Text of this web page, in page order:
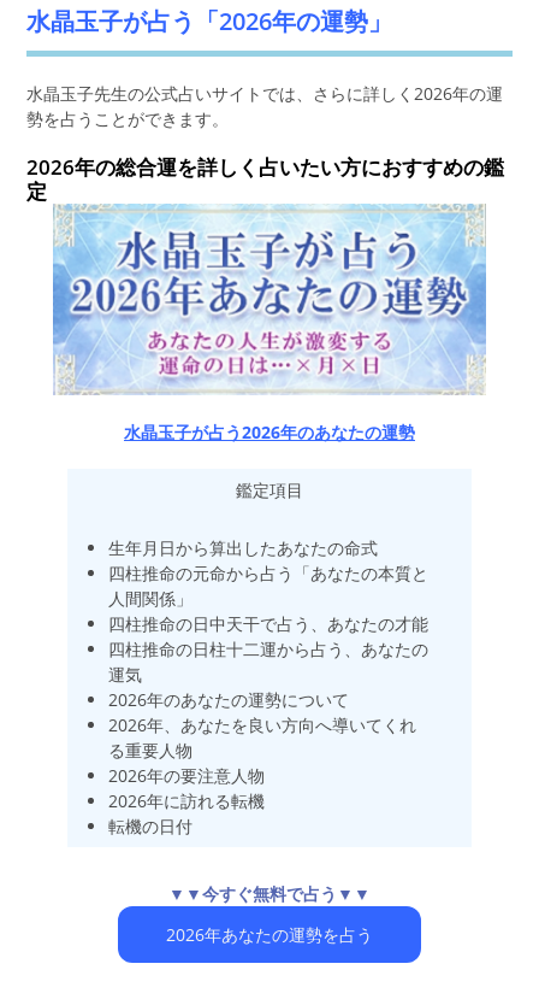
水晶玉子が占う「2026年の運勢」
水晶玉子先生の公式占いサイトでは、さらに詳しく2026年の運
勢を占うことができます。
2026年の総合運を詳しく占いたい方におすすめの鑑
定
水晶玉子が占う2026年のあなたの運勢
鑑定項目
生年月日から算出したあなたの命式
四柱推命の元命から占う「あなたの本質と
人間関係」
四柱推命の日中天干で占う、あなたの才能
四柱推命の日柱十二運から占う、あなたの
運気
2026年のあなたの運勢について
2026年、あなたを良い方向へ導いてくれ
る重要人物
2026年の要注意人物
2026年に訪れる転機
転機の日付
▼▼今すぐ無料で占う▼▼
2026年あなたの運勢を占う